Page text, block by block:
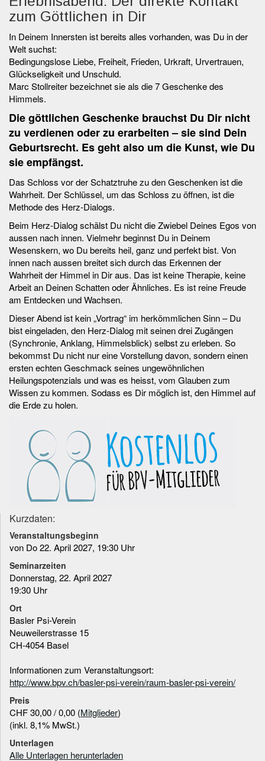
zum Göttlichen in Dir
In Deinem Innersten ist bereits alles vorhanden, was Du in der
Welt suchst:
Bedingungslose Liebe, Freiheit, Frieden, Urkraft, Urvertrauen,
Glückseligkeit und Unschuld.
Marc Stollreiter bezeichnet sie als die 7 Geschenke des
Himmels.
Die göttlichen Geschenke brauchst Du Dir nicht
zu verdienen oder zu erarbeiten – sie sind Dein
Geburtsrecht. Es geht also um die Kunst, wie Du
sie empfängst.
Das Schloss vor der Schatztruhe zu den Geschenken ist die
Wahrheit. Der Schlüssel, um das Schloss zu öffnen, ist die
Methode des Herz-Dialogs.
Beim Herz-Dialog schälst Du nicht die Zwiebel Deines Egos von
aussen nach innen. Vielmehr beginnst Du in Deinem
Wesenskern, wo Du bereits heil, ganz und perfekt bist. Von
innen nach aussen breitet sich durch das Erkennen der
Wahrheit der Himmel in Dir aus. Das ist keine Therapie, keine
Arbeit an Deinen Schatten oder Ähnliches. Es ist reine Freude
am Entdecken und Wachsen.
Dieser Abend ist kein „Vortrag“ im herkömmlichen Sinn – Du
bist eingeladen, den Herz-Dialog mit seinen drei Zugängen
(Synchronie, Anklang, Himmelsblick) selbst zu erleben. So
bekommst Du nicht nur eine Vorstellung davon, sondern einen
ersten echten Geschmack seines ungewöhnlichen
Heilungspotenzials und was es heisst, vom Glauben zum
Wissen zu kommen. Sodass es Dir möglich ist, den Himmel auf
die Erde zu holen.
Kurzdaten:
Veranstaltungsbeginn
von Do 22. April 2027, 19:30 Uhr
Seminarzeiten
Donnerstag, 22. April 2027
19:30 Uhr
Ort
Basler Psi-Verein
Neuweilerstrasse 15
CH-4054 Basel
Informationen zum Veranstaltungsort:
http://www.bpv.ch/basler-psi-verein/raum-basler-psi-verein/
Preis
CHF 30,00 / 0,00 (Mitglieder)
(inkl. 8,1% MwSt.)
Unterlagen
Alle Unterlagen herunterladen